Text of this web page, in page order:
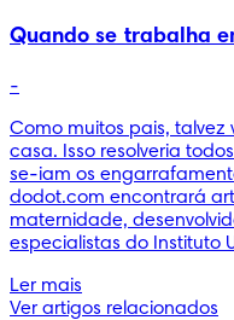
Quando se trabalha
-
Como muitos pais,
casa. Isso resolveria
se-iam os
dodot.com encontrará
maternidade,
especialistas do Instituto
Ler mais
Ver artigos relacionados